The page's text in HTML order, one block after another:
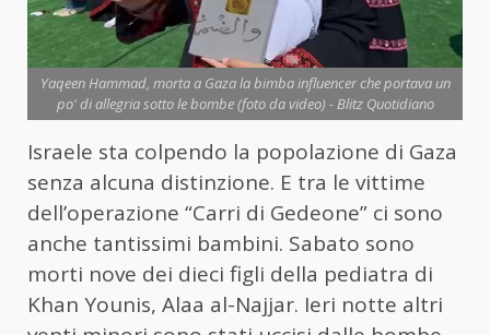
Yaqeen Hammad, morta a Gaza la bimba influencer che portava un
po' di allegria sotto le bombe (foto da video) - Blitz Quotidiano
Israele sta colpendo la popolazione di Gaza
senza alcuna distinzione. E tra le vittime
dell’operazione “Carri di Gedeone” ci sono
anche tantissimi bambini. Sabato sono
morti nove dei dieci figli della pediatra di
Khan Younis, Alaa al-Najjar. Ieri notte altri